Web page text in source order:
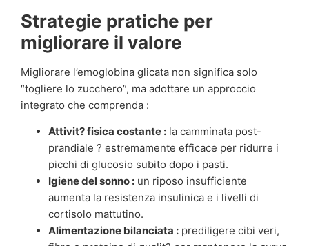
Strategie pratiche per
migliorare il valore
Migliorare l’emoglobina glicata non significa solo
“togliere lo zucchero”, ma adottare un approccio
integrato che comprenda :
Attivit? fisica costante : la camminata post-
prandiale ? estremamente efficace per ridurre i
picchi di glucosio subito dopo i pasti.
Igiene del sonno : un riposo insufficiente
aumenta la resistenza insulinica e i livelli di
cortisolo mattutino.
Alimentazione bilanciata : prediligere cibi veri,